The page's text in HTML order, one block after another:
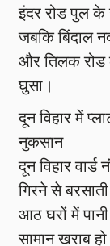
इंदर रोड पुल के
जबकि बिंदाल
और तिलक रोड
घुसा।
दून विहार में
नुकसान
दून विहार
गिरने से
आठ घरों में
सामान खराब